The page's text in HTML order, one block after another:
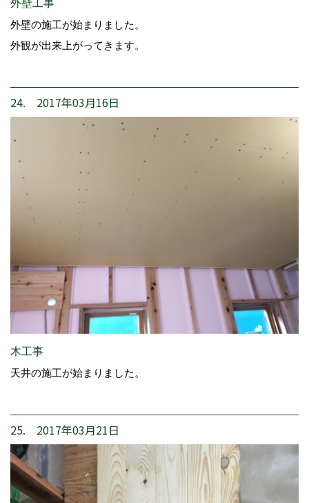
外壁工事
外壁の施工が始まりました。
外観が出来上がってきます。
24. 2017年03月16日
木工事
天井の施工が始まりました。
25. 2017年03月21日